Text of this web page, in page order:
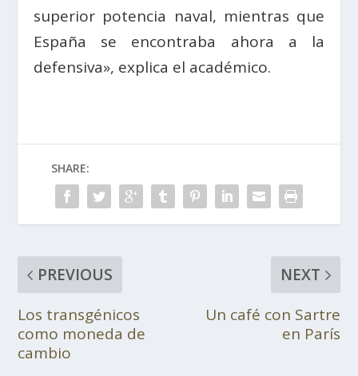
superior potencia naval, mientras que
España se encontraba ahora a la
defensiva», explica el académico.
SHARE:
PREVIOUS
Los transgénicos
como moneda de
cambio
NEXT
Un café con Sartre
en París